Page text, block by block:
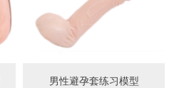
男性避孕套练习模型